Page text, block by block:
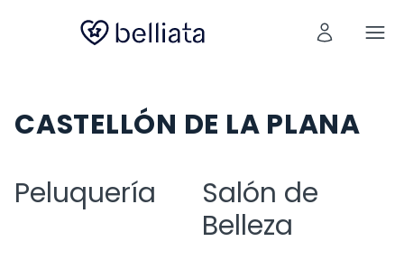
CASTELLÓN DE LA PLANA
Peluquería
Salón de
Belleza